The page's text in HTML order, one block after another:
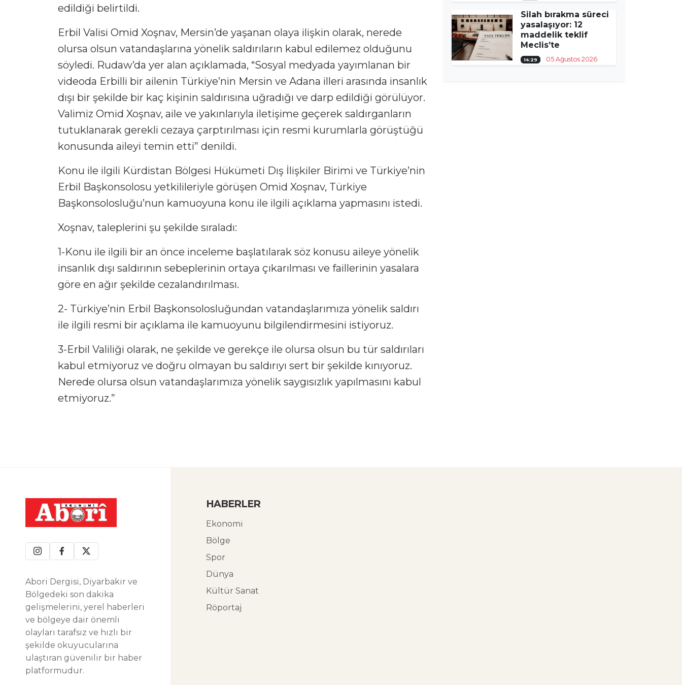
edildiği belirtildi.
Erbil Valisi Omid Xoşnav, Mersin’de yaşanan olaya ilişkin olarak, nerede
olursa olsun vatandaşlarına yönelik saldırıların kabul edilemez olduğunu
söyledi. Rudaw’da yer alan açıklamada, “Sosyal medyada yayımlanan bir
videoda Erbilli bir ailenin Türkiye’nin Mersin ve Adana illeri arasında insanlık
dışı bir şekilde bir kaç kişinin saldırısına uğradığı ve darp edildiği görülüyor.
Valimiz Omid Xoşnav, aile ve yakınlarıyla iletişime geçerek saldırganların
tutuklanarak gerekli cezaya çarptırılması için resmi kurumlarla görüştüğü
konusunda aileyi temin etti” denildi.
Konu ile ilgili Kürdistan Bölgesi Hükümeti Dış İlişkiler Birimi ve Türkiye’nin
Erbil Başkonsolosu yetkilileriyle görüşen Omid Xoşnav, Türkiye
Başkonsolosluğu’nun kamuoyuna konu ile ilgili açıklama yapmasını istedi.
Xoşnav, taleplerini şu şekilde sıraladı:
1-Konu ile ilgili bir an önce inceleme başlatılarak söz konusu aileye yönelik
insanlık dışı saldırının sebeplerinin ortaya çıkarılması ve faillerinin yasalara
göre en ağır şekilde cezalandırılması.
2- Türkiye’nin Erbil Başkonsolosluğundan vatandaşlarımıza yönelik saldırı
ile ilgili resmi bir açıklama ile kamuoyunu bilgilendirmesini istiyoruz.
3-Erbil Valiliği olarak, ne şekilde ve gerekçe ile olursa olsun bu tür saldırıları
kabul etmiyoruz ve doğru olmayan bu saldırıyı sert bir şekilde kınıyoruz.
Nerede olursa olsun vatandaşlarımıza yönelik saygısızlık yapılmasını kabul
etmiyoruz.”
Silah bırakma süreci
yasalaşıyor: 12
maddelik teklif
Meclis’te
14:29 05 Ağustos 2026
Abori Dergisi, Diyarbakır ve
Bölgedeki son dakika
gelişmelerini, yerel haberleri
ve bölgeye dair önemli
olayları tarafsız ve hızlı bir
şekilde okuyucularına
ulaştıran güvenilir bir haber
platformudur.
HABERLER
Ekonomi
Bölge
Spor
Dünya
Kültür Sanat
Röportaj